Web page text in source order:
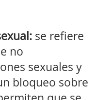
se refiere
no
sexuales y
bloqueo sobre